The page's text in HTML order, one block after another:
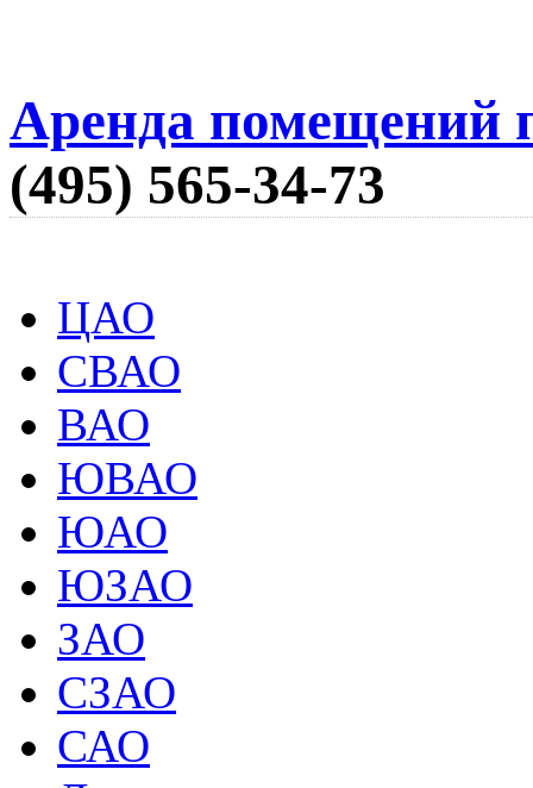
Аренда помещений
(495) 565-34-73
ЦАО
СВАО
ВАО
ЮВАО
ЮАО
ЮЗАО
ЗАО
СЗАО
САО